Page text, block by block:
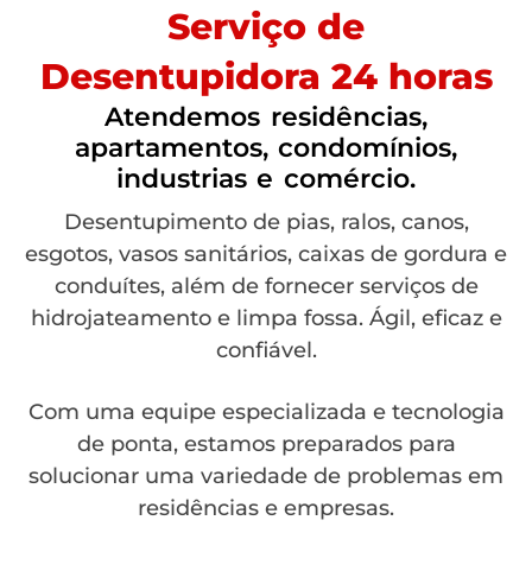
Serviço de
Desentupidora 24 horas
Atendemos residências,
apartamentos, condomínios,
industrias e comércio.
Desentupimento de pias, ralos, canos,
esgotos, vasos sanitários, caixas de gordura e
conduítes, além de fornecer serviços de
hidrojateamento e limpa fossa. Ágil, eficaz e
confiável.
Com uma equipe especializada e tecnologia
de ponta, estamos preparados para
solucionar uma variedade de problemas em
residências e empresas.